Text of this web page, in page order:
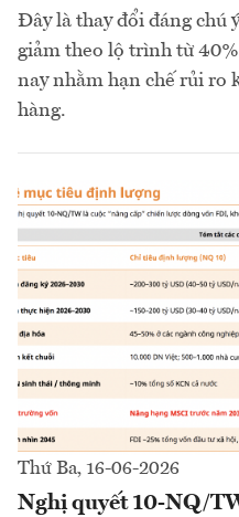
Đây là thay đổi đáng chú
giảm theo lộ trình từ
nay nhằm hạn chế rủi ro
hàng.
Thứ Ba, 16-06-2026
Nghị quyết 10-NQ/